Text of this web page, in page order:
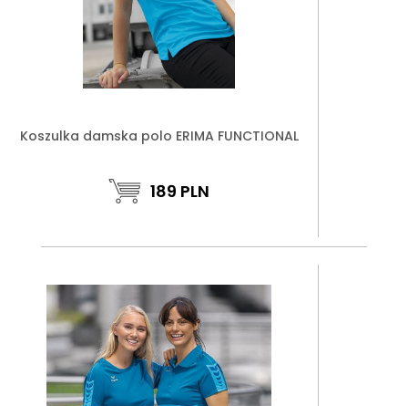
Koszulka damska polo ERIMA FUNCTIONAL
189 PLN